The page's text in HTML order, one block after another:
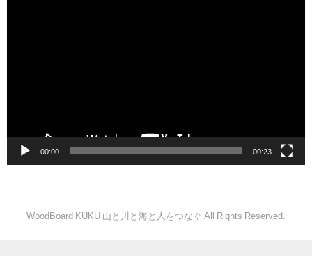
00:00 00:23
WoodBoard KUKU 山と川と海と人をつなぐ All Rights Reserved.